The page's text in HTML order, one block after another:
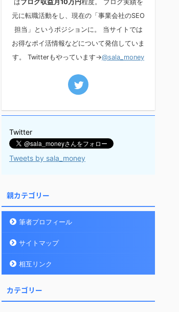
はブログ収益月10万円程度。 ブログ実績を
元に転職活動をし、現在の「事業会社のSEO
担当」というポジションに。 当サイトでは
お得なポイ活情報などについて発信していま
す。 Twitterもやっています→@sala_money
Twitter
Tweets by sala_money
親カテゴリー
筆者プロフィール
サイトマップ
相互リンク
カテゴリー